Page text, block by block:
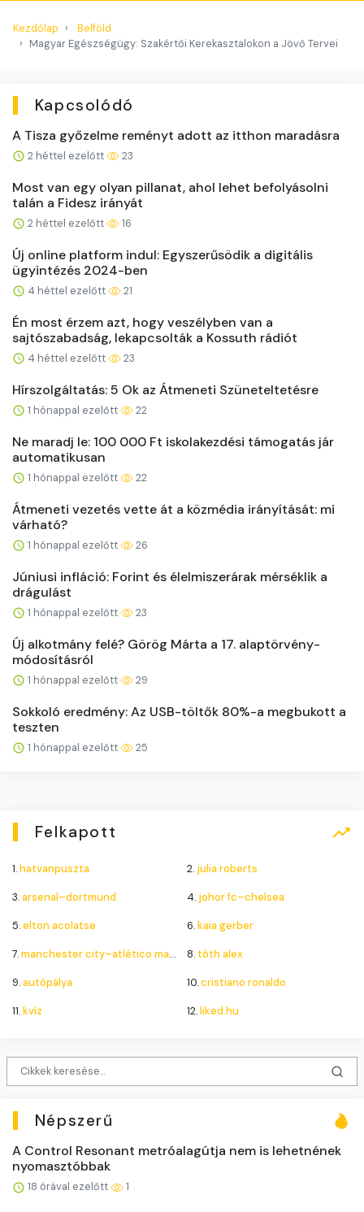
Kezdőlap
Belföld
Magyar Egészségügy: Szakértői Kerekasztalokon a Jövő Tervei
Kapcsolódó
A Tisza győzelme reményt adott az itthon maradásra
2 héttel ezelőtt 23
Most van egy olyan pillanat, ahol lehet befolyásolni
talán a Fidesz irányát
2 héttel ezelőtt 16
Új online platform indul: Egyszerűsödik a digitális
ügyintézés 2024-ben
4 héttel ezelőtt 21
Én most érzem azt, hogy veszélyben van a
sajtószabadság, lekapcsolták a Kossuth rádiót
4 héttel ezelőtt 23
Hírszolgáltatás: 5 Ok az Átmeneti Szüneteltetésre
1 hónappal ezelőtt 22
Ne maradj le: 100 000 Ft iskolakezdési támogatás jár
automatikusan
1 hónappal ezelőtt 22
Átmeneti vezetés vette át a közmédia irányítását: mi
várható?
1 hónappal ezelőtt 26
Júniusi infláció: Forint és élelmiszerárak mérséklik a
drágulást
1 hónappal ezelőtt 23
Új alkotmány felé? Görög Márta a 17. alaptörvény-
módosításról
1 hónappal ezelőtt 29
Sokkoló eredmény: Az USB-töltők 80%-a megbukott a
teszten
1 hónappal ezelőtt 25
Felkapott
1.hatvanpuszta 2. julia roberts
3.arsenal–dortmund 4. johor fc–chelsea
5.elton acolatse 6.kaia gerber
7.manchester city–atlético madrid 8. tóth alex
9.autópálya 10.cristiano ronaldo
11.kvíz 12.liked.hu
Népszerű
A Control Resonant metróalagútja nem is lehetnének
nyomasztóbbak
18 órával ezelőtt 1